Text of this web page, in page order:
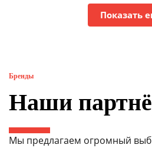
Показать
Бренды
Наши
Мы предлагаем огромный